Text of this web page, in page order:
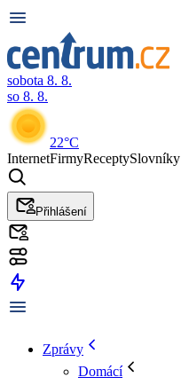
sobota 8. 8.
so 8. 8.
22°C
InternetFirmyReceptySlovníky
Přihlášení
Zprávy
Domácí